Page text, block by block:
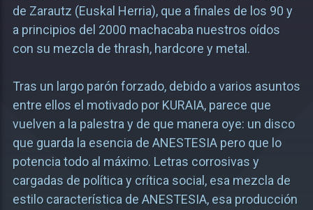
de Zarautz (Euskal Herria), que a finales de los 90 y
a principios del 2000 machacaba nuestros oídos
con su mezcla de thrash, hardcore y metal.
Tras un largo parón forzado, debido a varios asuntos
entre ellos el motivado por KURAIA, parece que
vuelven a la palestra y de que manera oye: un disco
que guarda la esencia de ANESTESIA pero que lo
potencia todo al máximo. Letras corrosivas y
cargadas de política y crítica social, esa mezcla de
estilo característica de ANESTESIA, esa producción